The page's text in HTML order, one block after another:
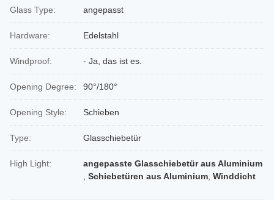
Glass Type: angepasst
Hardware: Edelstahl
Windproof: - Ja, das ist es.
Opening Degree: 90°/180°
Opening Style: Schieben
Type: Glasschiebetür
High Light:
angepasste Glasschiebetür aus Aluminium
Schiebetüren aus Aluminium Winddicht